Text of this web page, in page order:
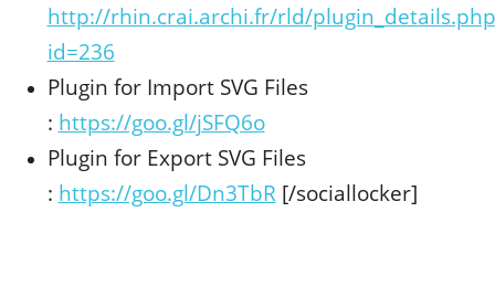
http://rhin.crai.archi.fr/rld/
id=236
Plugin for Import SVG Files
: https://goo.gl/jSFQ6o
Plugin for Export SVG Files
: https://goo.gl/Dn3TbR [/sociallocker]